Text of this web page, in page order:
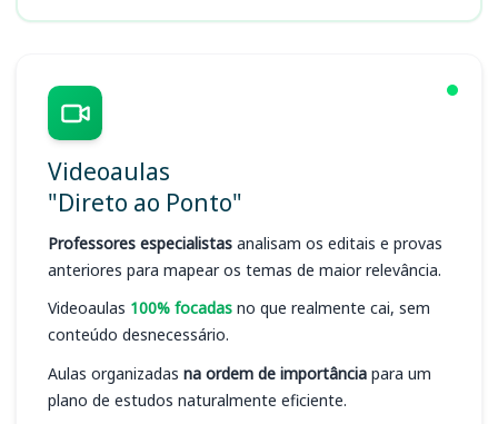
Videoaulas
"Direto ao Ponto"
Professores especialistas analisam os editais e provas
anteriores para mapear os temas de maior relevância.
Videoaulas 100% focadas no que realmente cai, sem
conteúdo desnecessário.
Aulas organizadas na ordem de importância para um
plano de estudos naturalmente eficiente.